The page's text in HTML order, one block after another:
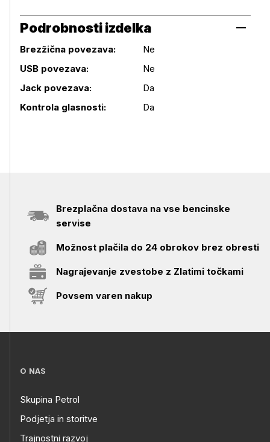
Podrobnosti izdelka
Podrobnosti izdelka
Brezžična povezava:
Ne
USB povezava:
Ne
Jack povezava:
Da
Kontrola glasnosti:
Da
Brezplačna dostava na vse bencinske
servise
Možnost plačila do 24 obrokov brez obresti
Nagrajevanje zvestobe z Zlatimi točkami
Povsem varen nakup
O NAS
Skupina Petrol
Podjetja in storitve
Trajnostni razvoj